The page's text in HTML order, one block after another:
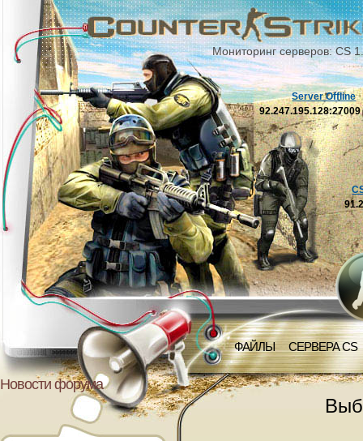
Мониторинг серверов: CS
ФАЙЛЫ СЕРВЕРА CS
Server Offline
92.247.195.128:27009
Новости форума